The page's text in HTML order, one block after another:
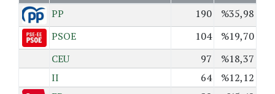
PP
190
%35,98
PSOE
104
%19,70
CEU
97
%18,37
II
64
%12,12